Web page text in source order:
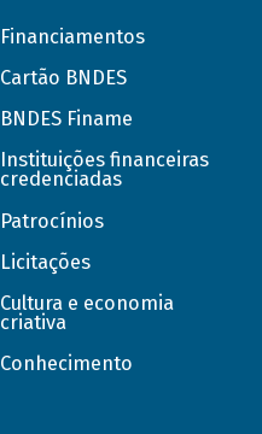
Financiamentos
Cartão BNDES
BNDES Finame
Instituições financeiras
credenciadas
Patrocínios
Licitações
Cultura e economia
criativa
Conhecimento